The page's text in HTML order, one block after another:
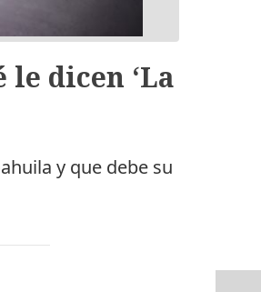
le dicen ‘La
y que debe su